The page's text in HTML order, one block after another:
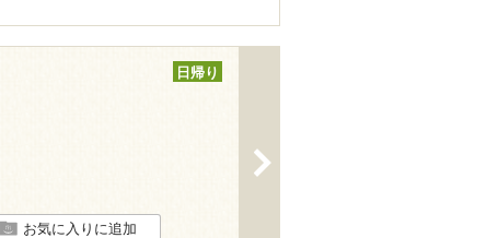
日帰り
お気に入りに追加